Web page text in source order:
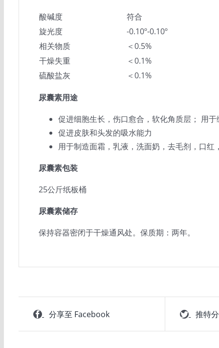
酸碱度
符合
旋光度
-0.10º-0.10º
相关物质
＜0.5%
干燥失重
＜0.1%
硫酸盐灰
＜0.1%
尿囊素用途
促进细胞生长，伤口愈合，软化角质层； 用
促进皮肤和头发的吸水能力
用于制造面霜，乳液，洗面奶，去毛剂，口红
尿囊素包装
25公斤纸板桶
尿囊素储存
保持容器密闭于干燥通风处。保质期：两年。
分享至 Facebook 推特